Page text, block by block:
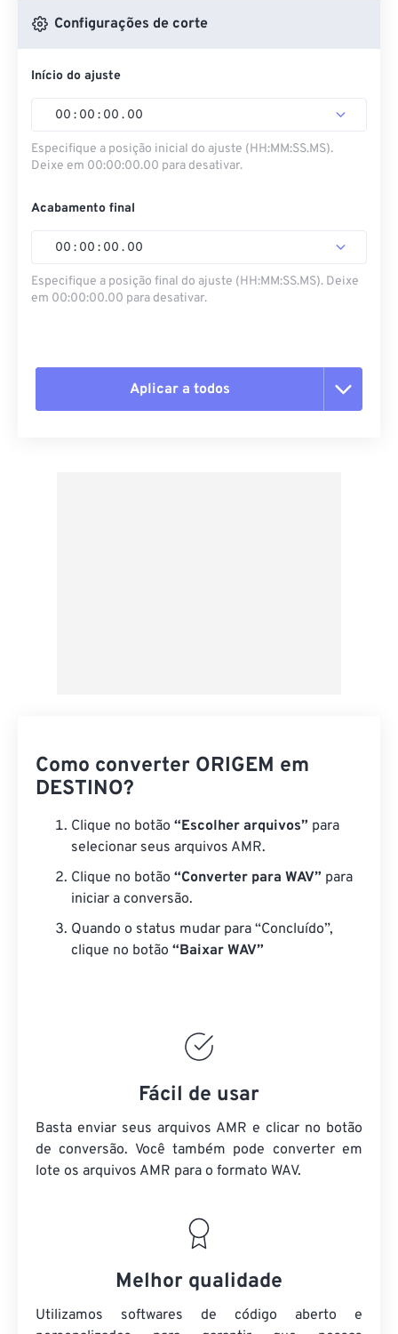
Configurações de corte
Início do ajuste
00 : 00 : 00 . 00
Especifique a posição inicial do ajuste (HH:MM:SS.MS).
Deixe em 00:00:00.00 para desativar.
Acabamento final
00 : 00 : 00 . 00
Especifique a posição final do ajuste (HH:MM:SS.MS). Deixe
em 00:00:00.00 para desativar.
Aplicar a todos
Como converter ORIGEM em
DESTINO?
Clique no botão “Escolher arquivos” para
selecionar seus arquivos AMR.
Clique no botão “Converter para WAV” para
iniciar a conversão.
Quando o status mudar para “Concluído”,
clique no botão “Baixar WAV”
Fácil de usar
Basta enviar seus arquivos AMR e clicar no botão
de conversão. Você também pode converter em
lote os arquivos AMR para o formato WAV.
Melhor qualidade
Utilizamos softwares de código aberto e